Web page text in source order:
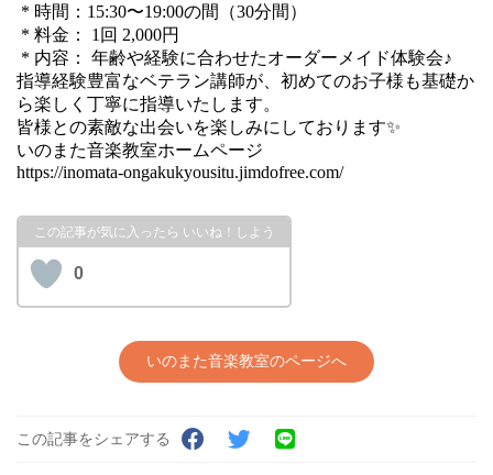
* 時間：15:30〜19:00の間（30分間）
* 料金： 1回 2,000円
* 内容： 年齢や経験に合わせたオーダーメイド体験会♪
指導経験豊富なベテラン講師が、初めてのお子様も基礎か
ら楽しく丁寧に指導いたします。
皆様との素敵な出会いを楽しみにしております✨
いのまた音楽教室ホームページ
https://inomata-ongakukyousitu.jimdofree.com/
0
いのまた音楽教室のページへ
この記事をシェアする